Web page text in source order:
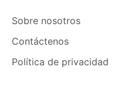
Sobre nosotros
Contáctenos
Política de privacidad